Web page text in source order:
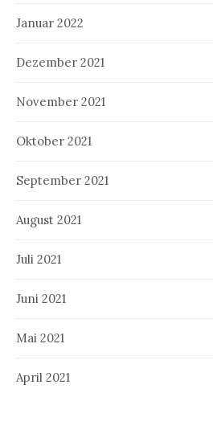
Januar 2022
Dezember 2021
November 2021
Oktober 2021
September 2021
August 2021
Juli 2021
Juni 2021
Mai 2021
April 2021